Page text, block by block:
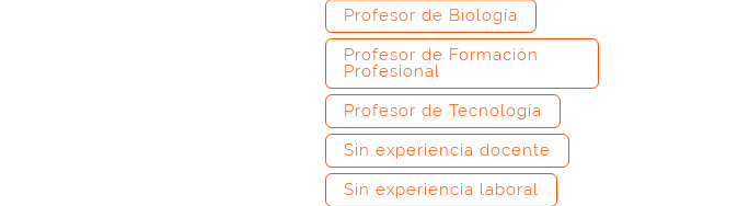
Profesor de Biología
Profesor de Formación
Profesional
Profesor de Tecnología
Sin experiencia docente
Sin experiencia laboral